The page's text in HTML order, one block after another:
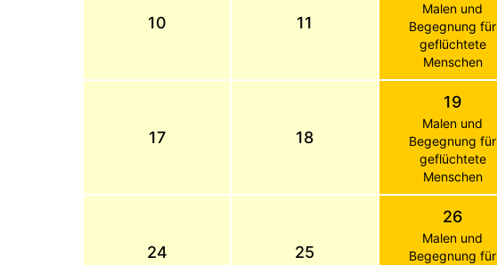
10 11
Malen und
Begegnung für
geflüchtete
Menschen
17 18
19
Malen und
Begegnung für
geflüchtete
Menschen
24 25
26
Malen und
Begegnung für